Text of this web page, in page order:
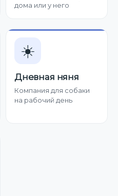
дома или у него
☀️
Дневная няня
Компания для собаки
на рабочий день